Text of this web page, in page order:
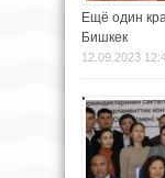
Ещё один
Бишкек
12.09.2023